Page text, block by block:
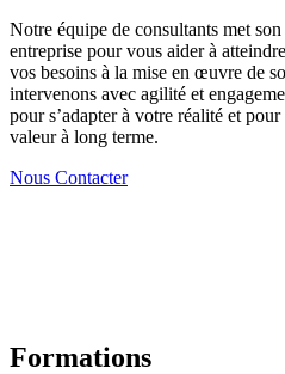
Notre équipe de consultants met
entreprise pour vous aider à
vos besoins à la mise en œuvre de
intervenons avec agilité et
pour s’adapter à votre réalité et
valeur à long terme.
Nous Contacter
Formations